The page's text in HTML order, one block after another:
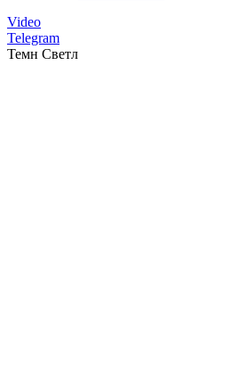
Video
Telegram
Темн Светл